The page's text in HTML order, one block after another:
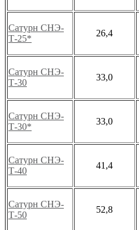
Сатурн СНЭ-
Т-25*
26,4
Сатурн СНЭ-
Т-30
33,0
Сатурн СНЭ-
Т-30*
33,0
Сатурн СНЭ-
Т-40
41,4
Сатурн СНЭ-
Т-50
52,8